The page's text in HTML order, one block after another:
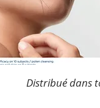
Distribué dans